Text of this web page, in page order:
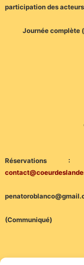
participation des
Journée complète
Groupes
(Communiqué)